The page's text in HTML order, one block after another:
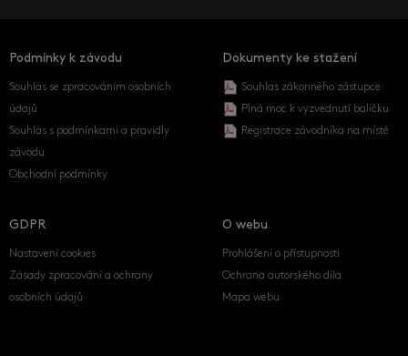
Podmínky k závodu
Souhlas se zpracováním osobních
údajů
Souhlas s podmínkami a pravidly
závodu
Obchodní podmínky
Dokumenty ke stažení
Souhlas zákonného zástupce
Plná moc k vyzvednutí balíčku
Registrace závodníka na místě
GDPR
Nastavení cookies
Zásady zpracování a ochrany
osobních údajů
O webu
Prohlášení o přístupnosti
Ochrana autorského díla
Mapa webu